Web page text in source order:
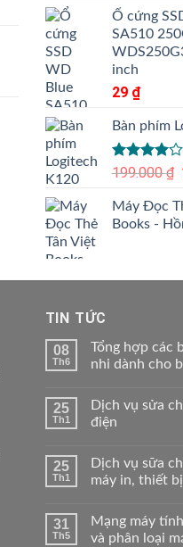
hạng
3.505
sao
Ổ cứng
SA510
inch
29 ₫
Bàn phím
Được
4.00 5
sao
199.000₫
Máy Đọc
Books -
TIN TỨC
08
Th6
Tổng hợp các
nhi dành cho
25
Th1
Dịch vụ sửa
điện
25
Th1
Dịch vụ sữa
máy in, thiết
31
Th5
Mạng máy
và phân loại